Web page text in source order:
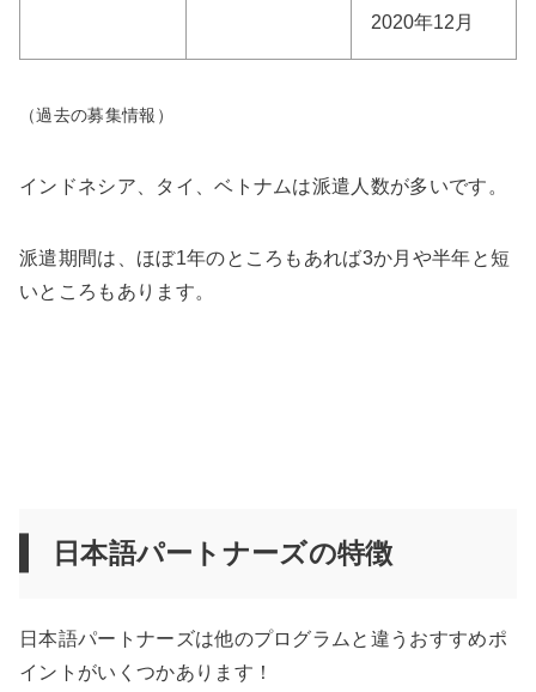
2020年12月
（過去の募集情報）
インドネシア、タイ、ベトナムは派遣人数が多いです。
派遣期間は、ほぼ1年のところもあれば3か月や半年と短
いところもあります。
日本語パートナーズの特徴
日本語パートナーズは他のプログラムと違うおすすめポ
イントがいくつかあります！